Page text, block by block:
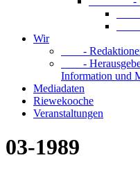
-
-
Wir
- Redaktionen
-
Information und
Mediadaten
Riewekooche
Veranstaltungen
03-1989